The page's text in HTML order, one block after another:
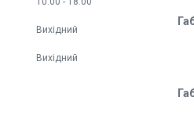
Вихідний
Вихідний